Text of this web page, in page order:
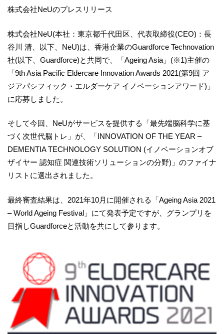
株式会社NeUのプレスリリース
株式会社NeU(本社：東京都千代田区、代表取締役(CEO)：長
谷川 清、以下、NeU)は、香港企業のGuardforce Technovation
社(以下、Guardforce)と共同で、「Ageing Asia」(※1)主催の
「9th Asia Pacific Eldercare Innovation Awards 2021(第9回 ア
ジアパシフィック・エルダーケア イノベーションアワード)」
に応募しました。
そして今回、NeUがサービスを提供する「最先端脳科学に基
づく次世代脳トレ」が、「INNOVATION OF THE YEAR –
DEMENTIA TECHNOLOGY SOLUTION (イノベーションオブ
ザイヤー 認知症 関連技術ソリューションの分野)」のファイナ
リストに選出されました。
最終審査結果は、2021年10月に開催される「Ageing Asia 2021
– World Ageing Festival」にて発表予定ですが、グランプリを
目指しGuardforceと活動を共にして参ります。